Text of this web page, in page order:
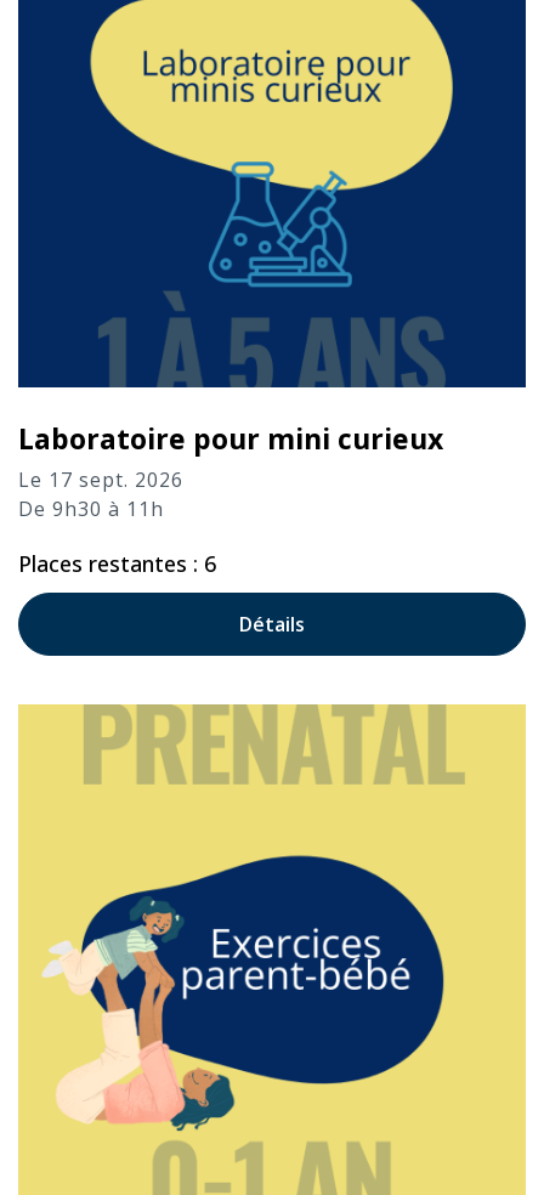
Laboratoire pour mini curieux
Le 17 sept. 2026
De 9h30 à 11h
Places restantes : 6
Détails